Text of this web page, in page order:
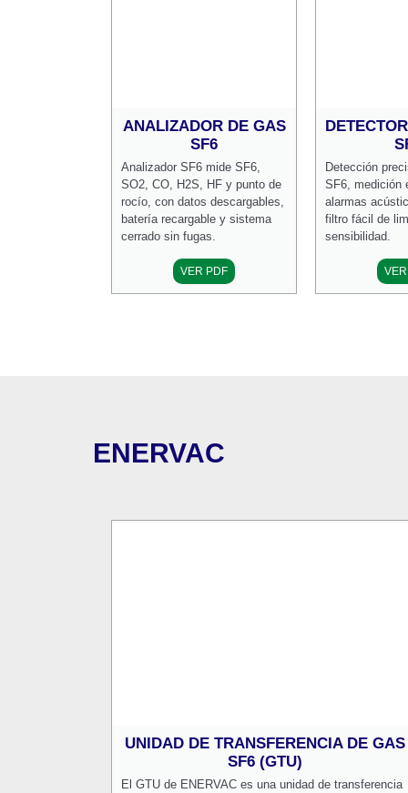
ANALIZADOR DE GAS
SF6
Analizador SF6 mide SF6,
SO2, CO, H2S, HF y punto de
rocío, con datos descargables,
batería recargable y sistema
cerrado sin fugas.
VER PDF
Detección
SF6, medición
alarmas
filtro fácil de
sensibilidad.
ENERVAC
UNIDAD DE TRANSFERENCIA DE GAS
SF6 (GTU)
El GTU de ENERVAC es una unidad de transferencia